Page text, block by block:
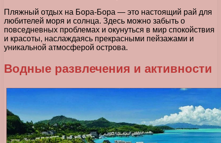
Пляжный отдых на Бора-Бора — это настоящий рай для
любителей моря и солнца. Здесь можно забыть о
повседневных проблемах и окунуться в мир спокойствия
и красоты, наслаждаясь прекрасными пейзажами и
уникальной атмосферой острова.
Водные развлечения и активности